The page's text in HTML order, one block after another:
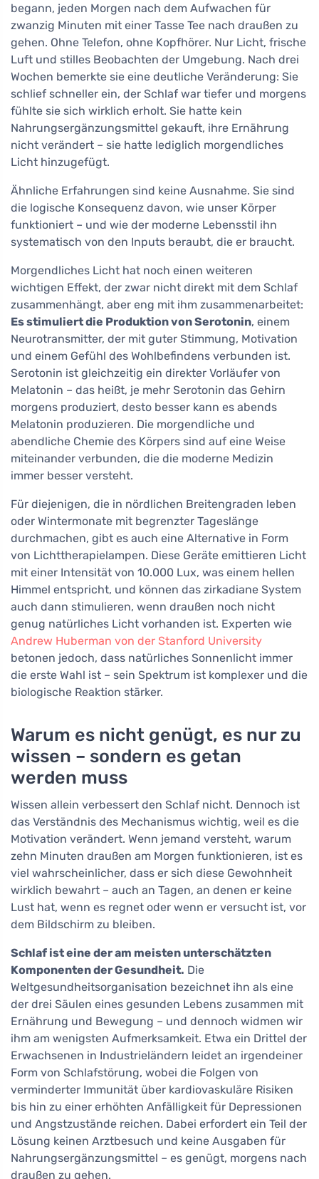
begann, jeden Morgen nach dem Aufwachen für
zwanzig Minuten mit einer Tasse Tee nach draußen zu
gehen. Ohne Telefon, ohne Kopfhörer. Nur Licht, frische
Luft und stilles Beobachten der Umgebung. Nach drei
Wochen bemerkte sie eine deutliche Veränderung: Sie
schlief schneller ein, der Schlaf war tiefer und morgens
fühlte sie sich wirklich erholt. Sie hatte kein
Nahrungsergänzungsmittel gekauft, ihre Ernährung
nicht verändert – sie hatte lediglich morgendliches
Licht hinzugefügt.
Ähnliche Erfahrungen sind keine Ausnahme. Sie sind
die logische Konsequenz davon, wie unser Körper
funktioniert – und wie der moderne Lebensstil ihn
systematisch von den Inputs beraubt, die er braucht.
Morgendliches Licht hat noch einen weiteren
wichtigen Effekt, der zwar nicht direkt mit dem Schlaf
zusammenhängt, aber eng mit ihm zusammenarbeitet:
Es stimuliert die Produktion von Serotonin, einem
Neurotransmitter, der mit guter Stimmung, Motivation
und einem Gefühl des Wohlbefindens verbunden ist.
Serotonin ist gleichzeitig ein direkter Vorläufer von
Melatonin – das heißt, je mehr Serotonin das Gehirn
morgens produziert, desto besser kann es abends
Melatonin produzieren. Die morgendliche und
abendliche Chemie des Körpers sind auf eine Weise
miteinander verbunden, die die moderne Medizin
immer besser versteht.
Für diejenigen, die in nördlichen Breitengraden leben
oder Wintermonate mit begrenzter Tageslänge
durchmachen, gibt es auch eine Alternative in Form
von Lichttherapielampen. Diese Geräte emittieren Licht
mit einer Intensität von 10.000 Lux, was einem hellen
Himmel entspricht, und können das zirkadiane System
auch dann stimulieren, wenn draußen noch nicht
genug natürliches Licht vorhanden ist. Experten wie
Andrew Huberman von der Stanford University
betonen jedoch, dass natürliches Sonnenlicht immer
die erste Wahl ist – sein Spektrum ist komplexer und die
biologische Reaktion stärker.
Warum es nicht genügt, es nur zu
wissen – sondern es getan
werden muss
Wissen allein verbessert den Schlaf nicht. Dennoch ist
das Verständnis des Mechanismus wichtig, weil es die
Motivation verändert. Wenn jemand versteht, warum
zehn Minuten draußen am Morgen funktionieren, ist es
viel wahrscheinlicher, dass er sich diese Gewohnheit
wirklich bewahrt – auch an Tagen, an denen er keine
Lust hat, wenn es regnet oder wenn er versucht ist, vor
dem Bildschirm zu bleiben.
Schlaf ist eine der am meisten unterschätzten
Komponenten der Gesundheit. Die
Weltgesundheitsorganisation bezeichnet ihn als eine
der drei Säulen eines gesunden Lebens zusammen mit
Ernährung und Bewegung – und dennoch widmen wir
ihm am wenigsten Aufmerksamkeit. Etwa ein Drittel der
Erwachsenen in Industrieländern leidet an irgendeiner
Form von Schlafstörung, wobei die Folgen von
verminderter Immunität über kardiovaskuläre Risiken
bis hin zu einer erhöhten Anfälligkeit für Depressionen
und Angstzustände reichen. Dabei erfordert ein Teil der
Lösung keinen Arztbesuch und keine Ausgaben für
Nahrungsergänzungsmittel – es genügt, morgens nach
draußen zu gehen.